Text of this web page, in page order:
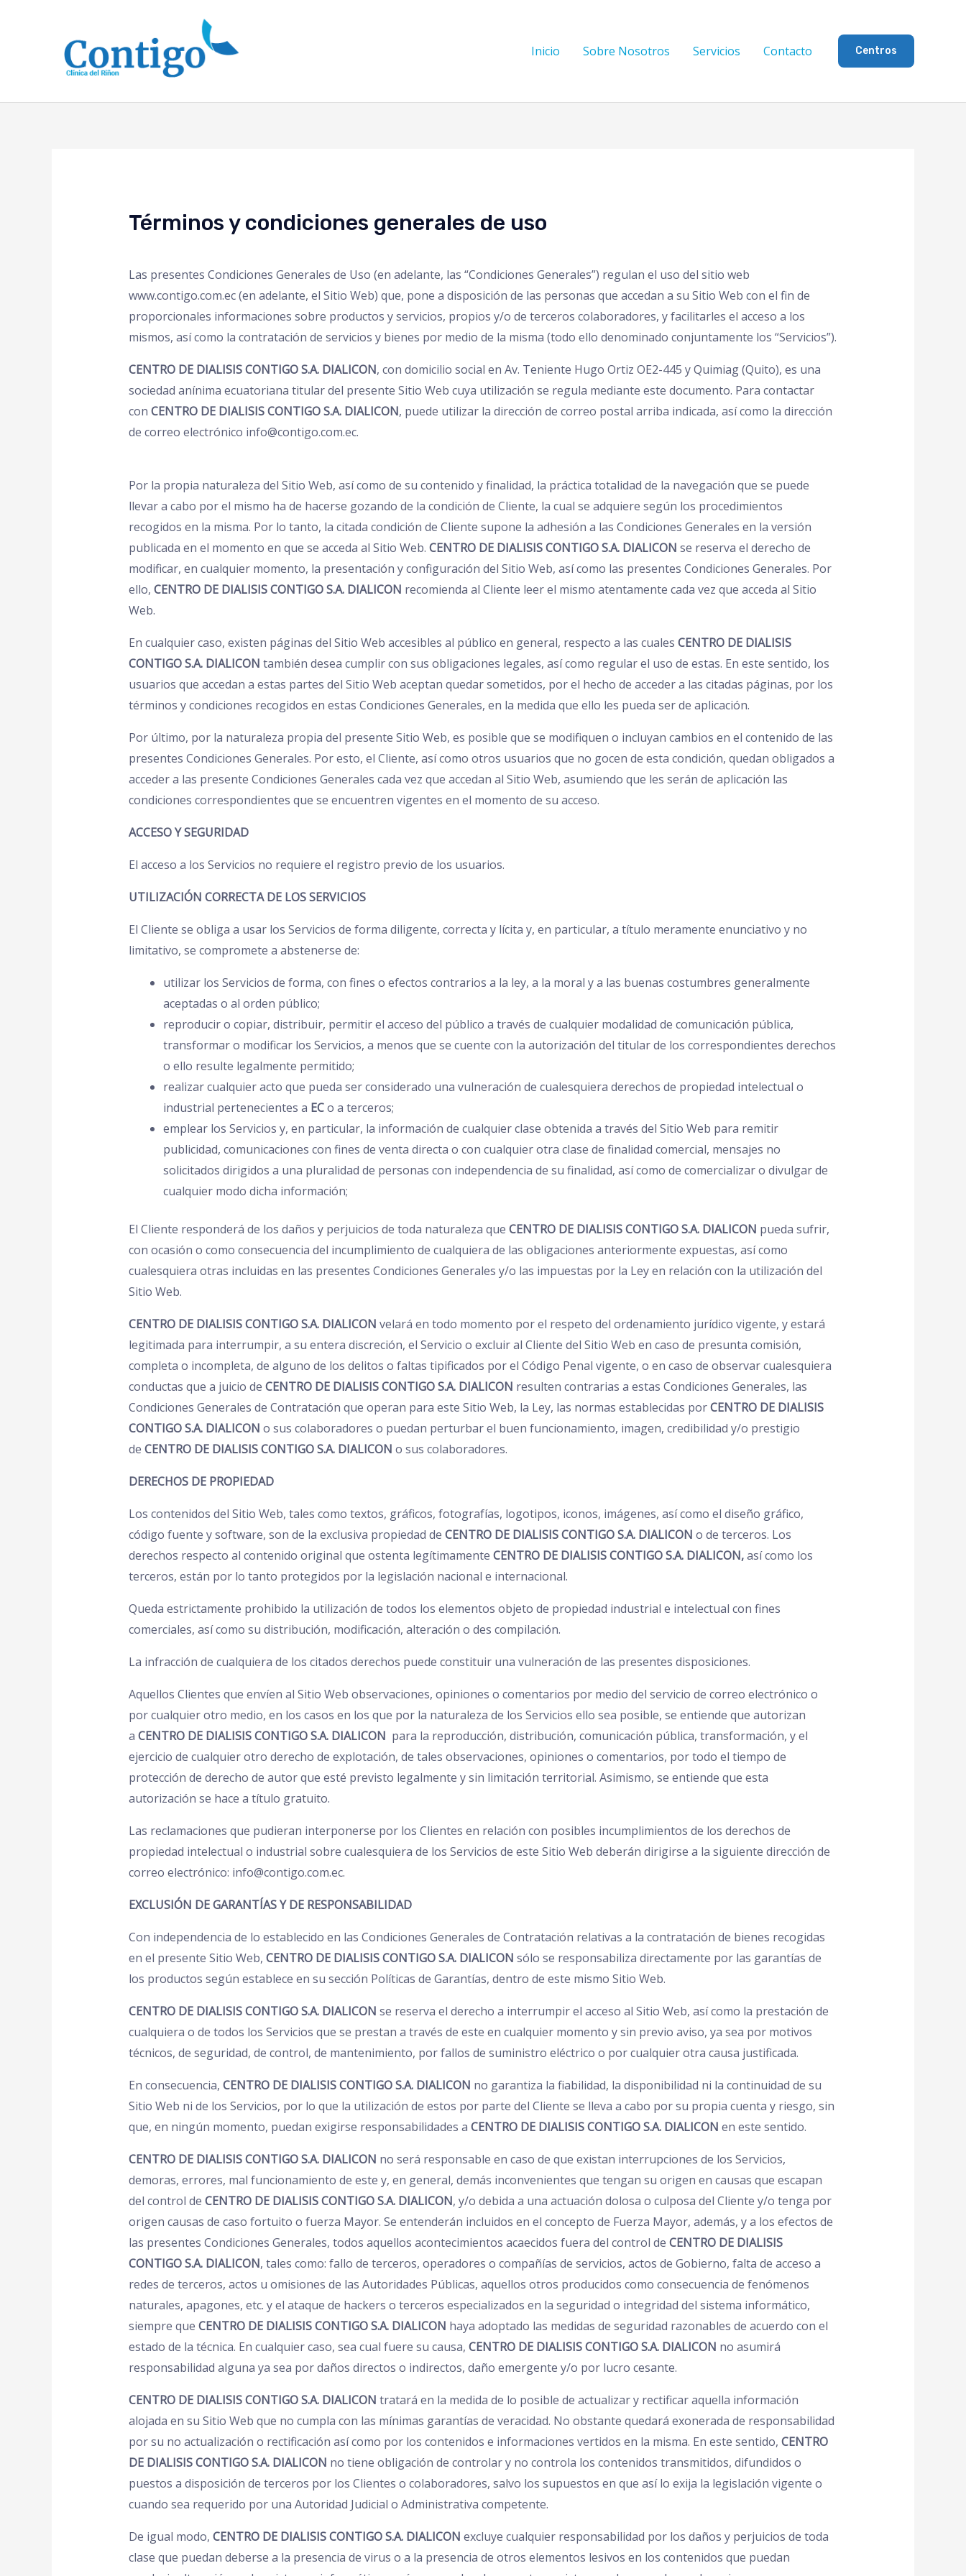
Inicio Sobre Nosotros Servicios Contacto Centros
Términos y condiciones generales de uso
Las presentes Condiciones Generales de Uso (en adelante, las “Condiciones Generales”) regulan el uso del sitio web
www.contigo.com.ec (en adelante, el Sitio Web) que, pone a disposición de las personas que accedan a su Sitio Web con el fin de
proporcionales informaciones sobre productos y servicios, propios y/o de terceros colaboradores, y facilitarles el acceso a los
mismos, así como la contratación de servicios y bienes por medio de la misma (todo ello denominado conjuntamente los “Servicios”).
CENTRO DE DIALISIS CONTIGO S.A. DIALICON, con domicilio social en Av. Teniente Hugo Ortiz OE2-445 y Quimiag (Quito), es una
sociedad anínima ecuatoriana titular del presente Sitio Web cuya utilización se regula mediante este documento. Para contactar
con CENTRO DE DIALISIS CONTIGO S.A. DIALICON, puede utilizar la dirección de correo postal arriba indicada, así como la dirección
de correo electrónico info@contigo.com.ec.
Por la propia naturaleza del Sitio Web, así como de su contenido y finalidad, la práctica totalidad de la navegación que se puede
llevar a cabo por el mismo ha de hacerse gozando de la condición de Cliente, la cual se adquiere según los procedimientos
recogidos en la misma. Por lo tanto, la citada condición de Cliente supone la adhesión a las Condiciones Generales en la versión
publicada en el momento en que se acceda al Sitio Web. CENTRO DE DIALISIS CONTIGO S.A. DIALICON se reserva el derecho de
modificar, en cualquier momento, la presentación y configuración del Sitio Web, así como las presentes Condiciones Generales. Por
ello, CENTRO DE DIALISIS CONTIGO S.A. DIALICON recomienda al Cliente leer el mismo atentamente cada vez que acceda al Sitio
Web.
En cualquier caso, existen páginas del Sitio Web accesibles al público en general, respecto a las cuales CENTRO DE DIALISIS
CONTIGO S.A. DIALICON también desea cumplir con sus obligaciones legales, así como regular el uso de estas. En este sentido, los
usuarios que accedan a estas partes del Sitio Web aceptan quedar sometidos, por el hecho de acceder a las citadas páginas, por los
términos y condiciones recogidos en estas Condiciones Generales, en la medida que ello les pueda ser de aplicación.
Por último, por la naturaleza propia del presente Sitio Web, es posible que se modifiquen o incluyan cambios en el contenido de las
presentes Condiciones Generales. Por esto, el Cliente, así como otros usuarios que no gocen de esta condición, quedan obligados a
acceder a las presente Condiciones Generales cada vez que accedan al Sitio Web, asumiendo que les serán de aplicación las
condiciones correspondientes que se encuentren vigentes en el momento de su acceso.
ACCESO Y SEGURIDAD
El acceso a los Servicios no requiere el registro previo de los usuarios.
UTILIZACIÓN CORRECTA DE LOS SERVICIOS
El Cliente se obliga a usar los Servicios de forma diligente, correcta y lícita y, en particular, a título meramente enunciativo y no
limitativo, se compromete a abstenerse de:
utilizar los Servicios de forma, con fines o efectos contrarios a la ley, a la moral y a las buenas costumbres generalmente
aceptadas o al orden público;
reproducir o copiar, distribuir, permitir el acceso del público a través de cualquier modalidad de comunicación pública,
transformar o modificar los Servicios, a menos que se cuente con la autorización del titular de los correspondientes derechos
o ello resulte legalmente permitido;
realizar cualquier acto que pueda ser considerado una vulneración de cualesquiera derechos de propiedad intelectual o
industrial pertenecientes a ECo a terceros;
emplear los Servicios y, en particular, la información de cualquier clase obtenida a través del Sitio Web para remitir
publicidad, comunicaciones con fines de venta directa o con cualquier otra clase de finalidad comercial, mensajes no
solicitados dirigidos a una pluralidad de personas con independencia de su finalidad, así como de comercializar o divulgar de
cualquier modo dicha información;
El Cliente responderá de los daños y perjuicios de toda naturaleza que CENTRO DE DIALISIS CONTIGO S.A. DIALICON pueda sufrir,
con ocasión o como consecuencia del incumplimiento de cualquiera de las obligaciones anteriormente expuestas, así como
cualesquiera otras incluidas en las presentes Condiciones Generales y/o las impuestas por la Ley en relación con la utilización del
Sitio Web.
CENTRO DE DIALISIS CONTIGO S.A. DIALICON velará en todo momento por el respeto del ordenamiento jurídico vigente, y estará
legitimada para interrumpir, a su entera discreción, el Servicio o excluir al Cliente del Sitio Web en caso de presunta comisión,
completa o incompleta, de alguno de los delitos o faltas tipificados por el Código Penal vigente, o en caso de observar cualesquiera
conductas que a juicio de CENTRO DE DIALISIS CONTIGO S.A. DIALICON resulten contrarias a estas Condiciones Generales, las
Condiciones Generales de Contratación que operan para este Sitio Web, la Ley, las normas establecidas porCENTRO DE DIALISIS
CONTIGO S.A. DIALICON o sus colaboradores o puedan perturbar el buen funcionamiento, imagen, credibilidad y/o prestigio
de CENTRO DE DIALISIS CONTIGO S.A. DIALICON o sus colaboradores.
DERECHOS DE PROPIEDAD
Los contenidos del Sitio Web, tales como textos, gráficos, fotografías, logotipos, iconos, imágenes, así como el diseño gráfico,
código fuente y software, son de la exclusiva propiedad de CENTRO DE DIALISIS CONTIGO S.A. DIALICON o de terceros. Los
derechos respecto al contenido original que ostenta legítimamente CENTRO DE DIALISIS CONTIGO S.A. DIALICON,así como los
terceros, están por lo tanto protegidos por la legislación nacional e internacional.
Queda estrictamente prohibido la utilización de todos los elementos objeto de propiedad industrial e intelectual con fines
comerciales, así como su distribución, modificación, alteración o des compilación.
La infracción de cualquiera de los citados derechos puede constituir una vulneración de las presentes disposiciones.
Aquellos Clientes que envíen al Sitio Web observaciones, opiniones o comentarios por medio del servicio de correo electrónico o
por cualquier otro medio, en los casos en los que por la naturaleza de los Servicios ello sea posible, se entiende que autorizan
a CENTRO DE DIALISIS CONTIGO S.A. DIALICON para la reproducción, distribución, comunicación pública, transformación, y el
ejercicio de cualquier otro derecho de explotación, de tales observaciones, opiniones o comentarios, por todo el tiempo de
protección de derecho de autor que esté previsto legalmente y sin limitación territorial. Asimismo, se entiende que esta
autorización se hace a título gratuito.
Las reclamaciones que pudieran interponerse por los Clientes en relación con posibles incumplimientos de los derechos de
propiedad intelectual o industrial sobre cualesquiera de los Servicios de este Sitio Web deberán dirigirse a la siguiente dirección de
correo electrónico: info@contigo.com.ec.
EXCLUSIÓN DE GARANTÍAS Y DE RESPONSABILIDAD
Con independencia de lo establecido en las Condiciones Generales de Contratación relativas a la contratación de bienes recogidas
en el presente Sitio Web, CENTRO DE DIALISIS CONTIGO S.A. DIALICON sólo se responsabiliza directamente por las garantías de
los productos según establece en su sección Políticas de Garantías, dentro de este mismo Sitio Web.
CENTRO DE DIALISIS CONTIGO S.A. DIALICON se reserva el derecho a interrumpir el acceso al Sitio Web, así como la prestación de
cualquiera o de todos los Servicios que se prestan a través de este en cualquier momento y sin previo aviso, ya sea por motivos
técnicos, de seguridad, de control, de mantenimiento, por fallos de suministro eléctrico o por cualquier otra causa justificada.
En consecuencia, CENTRO DE DIALISIS CONTIGO S.A. DIALICON no garantiza la fiabilidad, la disponibilidad ni la continuidad de su
Sitio Web ni de los Servicios, por lo que la utilización de estos por parte del Cliente se lleva a cabo por su propia cuenta y riesgo, sin
que, en ningún momento, puedan exigirse responsabilidades a CENTRO DE DIALISIS CONTIGO S.A. DIALICON en este sentido.
CENTRO DE DIALISIS CONTIGO S.A. DIALICON no será responsable en caso de que existan interrupciones de los Servicios,
demoras, errores, mal funcionamiento de este y, en general, demás inconvenientes que tengan su origen en causas que escapan
del control de CENTRO DE DIALISIS CONTIGO S.A. DIALICON, y/o debida a una actuación dolosa o culposa del Cliente y/o tenga por
origen causas de caso fortuito o fuerza Mayor. Se entenderán incluidos en el concepto de Fuerza Mayor, además, y a los efectos de
las presentes Condiciones Generales, todos aquellos acontecimientos acaecidos fuera del control de CENTRO DE DIALISIS
CONTIGO S.A. DIALICON, tales como: fallo de terceros, operadores o compañías de servicios, actos de Gobierno, falta de acceso a
redes de terceros, actos u omisiones de las Autoridades Públicas, aquellos otros producidos como consecuencia de fenómenos
naturales, apagones, etc. y el ataque de hackers o terceros especializados en la seguridad o integridad del sistema informático,
siempre que CENTRO DE DIALISIS CONTIGO S.A. DIALICON haya adoptado las medidas de seguridad razonables de acuerdo con el
estado de la técnica. En cualquier caso, sea cual fuere su causa, CENTRO DE DIALISIS CONTIGO S.A. DIALICON no asumirá
responsabilidad alguna ya sea por daños directos o indirectos, daño emergente y/o por lucro cesante.
CENTRO DE DIALISIS CONTIGO S.A. DIALICON tratará en la medida de lo posible de actualizar y rectificar aquella información
alojada en su Sitio Web que no cumpla con las mínimas garantías de veracidad. No obstante quedará exonerada de responsabilidad
por su no actualización o rectificación así como por los contenidos e informaciones vertidos en la misma. En este sentido, CENTRO
DE DIALISIS CONTIGO S.A. DIALICON no tiene obligación de controlar y no controla los contenidos transmitidos, difundidos o
puestos a disposición de terceros por los Clientes o colaboradores, salvo los supuestos en que así lo exija la legislación vigente o
cuando sea requerido por una Autoridad Judicial o Administrativa competente.
De igual modo, CENTRO DE DIALISIS CONTIGO S.A. DIALICON excluye cualquier responsabilidad por los daños y perjuicios de toda
clase que puedan deberse a la presencia de virus o a la presencia de otros elementos lesivos en los contenidos que puedan